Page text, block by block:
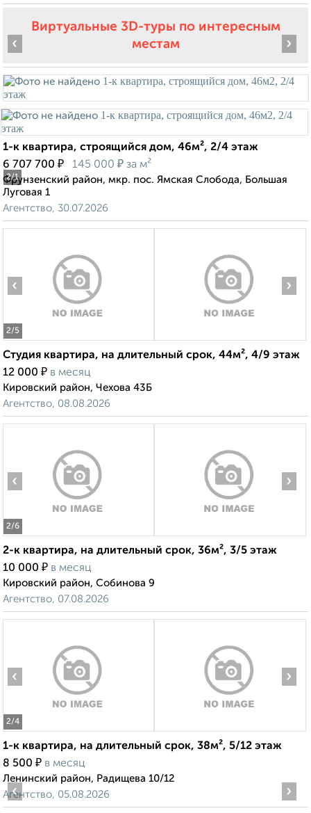
Виртуальные 3D-туры по интересным
местам
2/1
‹ ›
1-к квартира, строящийся дом, 46м², 2/4 этаж
6 707 700 ₽ 145 000 ₽ за м²
Фрунзенский район, мкр. пос. Ямская Слобода, Большая
Луговая 1
Агентство, 30.07.2026
2/5
‹ ›
Студия квартира, на длительный срок, 44м², 4/9 этаж
12 000 ₽ в месяц
Кировский район, Чехова 43Б
Агентство, 08.08.2026
2/6
‹ ›
2-к квартира, на длительный срок, 36м², 3/5 этаж
10 000 ₽ в месяц
Кировский район, Собинова 9
Агентство, 07.08.2026
2/4
‹ ›
1-к квартира, на длительный срок, 38м², 5/12 этаж
8 500 ₽ в месяц
Ленинский район, Радищева 10/12
Агентство, 05.08.2026
‹ ›